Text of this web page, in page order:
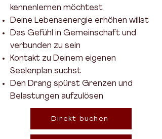
kennenlernen möchtest
Deine Lebensenergie erhöhen willst
Das Gefühl in Gemeinschaft und
verbunden zu sein
Kontakt zu Deinem eigenen
Seelenplan suchst
Den Drang spürst Grenzen und
Belastungen aufzulösen
Direkt buchen